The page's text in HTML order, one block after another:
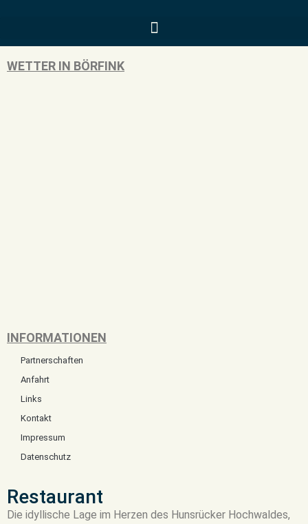
WETTER IN BÖRFINK
INFORMATIONEN
Partnerschaften
Anfahrt
Links
Kontakt
Impressum
Datenschutz
Restaurant
Die idyllische Lage im Herzen des Hunsrücker Hochwaldes,